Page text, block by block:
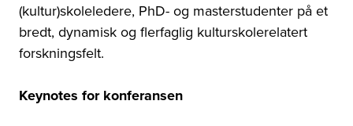
(kultur)skoleledere, PhD- og masterstudenter på et
bredt, dynamisk og flerfaglig kulturskolerelatert
forskningsfelt.
Keynotes for konferansen